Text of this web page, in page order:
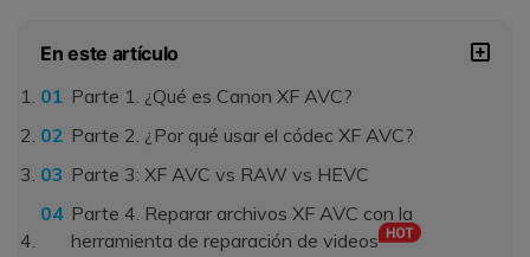
En este artículo
Parte 1. ¿Qué es Canon XF AVC?
Parte 2. ¿Por qué usar el códec XF AVC?
Parte 3: XF AVC vs RAW vs HEVC
Parte 4. Reparar archivos XF AVC con la
herramienta de reparación de videos